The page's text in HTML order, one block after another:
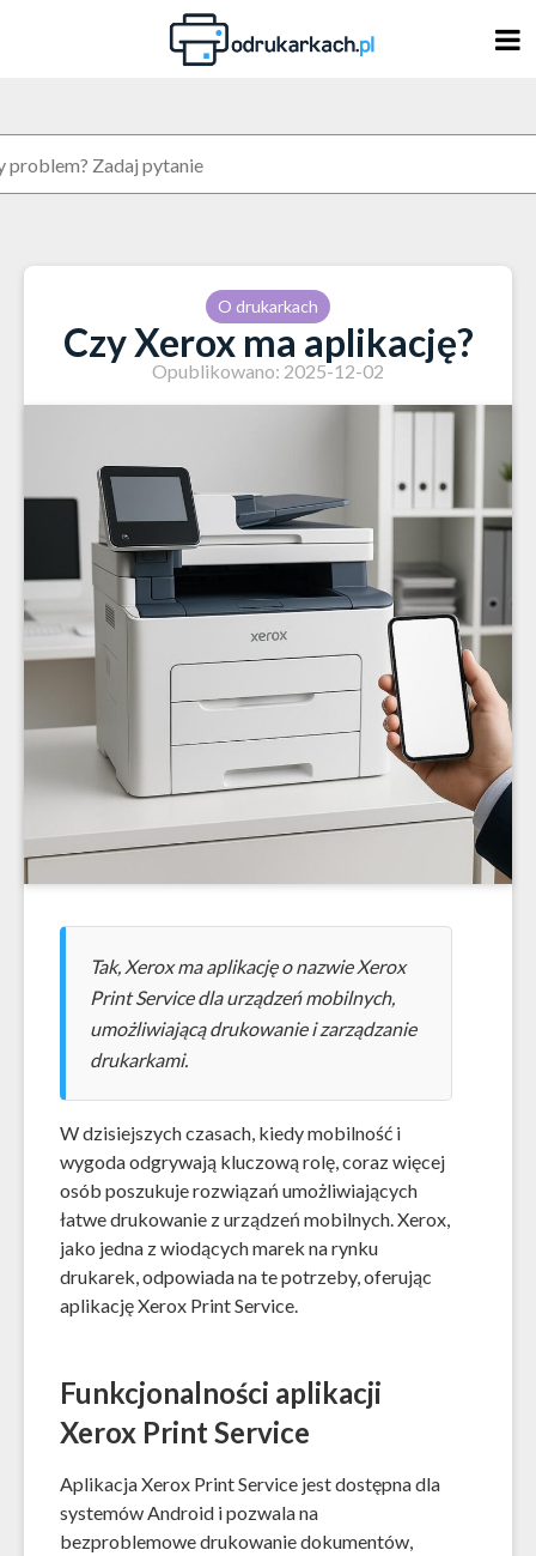
O drukarkach
Czy Xerox ma aplikację?
Opublikowano: 2025-12-02
Tak, Xerox ma aplikację o nazwie Xerox
Print Service dla urządzeń mobilnych,
umożliwiającą drukowanie i zarządzanie
drukarkami.
W dzisiejszych czasach, kiedy mobilność i
wygoda odgrywają kluczową rolę, coraz więcej
osób poszukuje rozwiązań umożliwiających
łatwe drukowanie z urządzeń mobilnych. Xerox,
jako jedna z wiodących marek na rynku
drukarek, odpowiada na te potrzeby, oferując
aplikację Xerox Print Service.
Funkcjonalności aplikacji
Xerox Print Service
Aplikacja Xerox Print Service jest dostępna dla
systemów Android i pozwala na
bezproblemowe drukowanie dokumentów,